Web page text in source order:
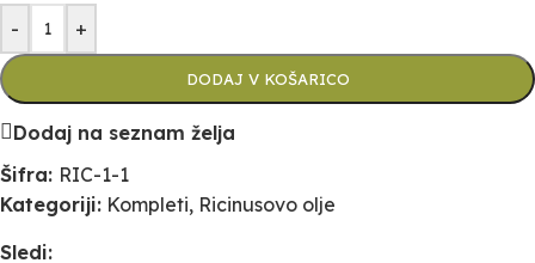
- +
DODAJ V KOŠARICO
Dodaj na seznam želja
Šifra: RIC-1-1
Kategoriji: Kompleti, Ricinusovo olje
Sledi: